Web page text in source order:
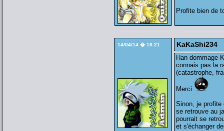
Profite bien de
14/04/14 � 18:21 KaKaShi234
Han dommage
connais pas la
(catastrophe,
Merci
Sinon, je profite
se retrouve au
pourrait se
et s'échanger